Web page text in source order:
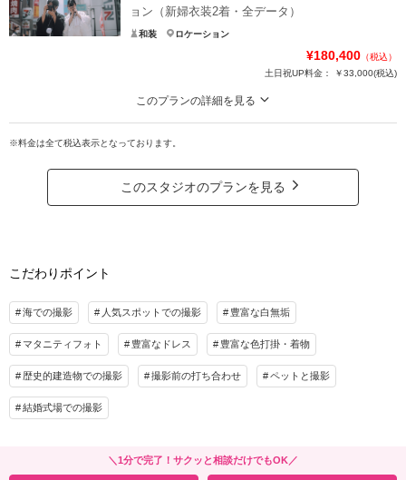
・全データ（基本補正）
・衣装（新郎新婦）
ヘアメイク
★通常215,600円が64%OFF! ※2着目のヘアメイクチェンジご希望の場合、11,000円
追加 ※衣装持ち込み料（衣装1点）…新婦33,000円、新郎11,000円 ※ブーケ（1スタ
イルにつき）をご希望の場合は別途5,500円〜
相談予約する
来店・オンライン
撮影日の空き
ョン（新婦衣装2着・全データ）
和装 ロケーション
¥180,400 （税込）
土日祝UP料金：
￥33,000(税込)
このプランの詳細を見る
2着だから広がる、魅力あふれるフォトストーリー。お得なキャンペーンでこだ
わりの衣装ラインナップをたっぷりとお楽しみください。
・新婦ヘアメイク（1着分のみ）
※トップシーズン（11月20日～12月10日）撮影の場合は別途22,000円追加
プラン詳細
撮影料 新婦衣装2着 新郎衣装1着
アルバム データ 200カット 台紙付写真
衣装追加
その他含むもの
※料金は全て税込表示となっております。
このスタジオのプランを見る
こだわりポイント
海での撮影 人気スポットでの撮影 豊富な白無垢
マタニティフォト 豊富なドレス 豊富な色打掛・着物
歴史的建造物での撮影 撮影前の打ち合わせ ペットと撮影
結婚式場での撮影
＼1分で完了！サクッと相談だけでもOK／